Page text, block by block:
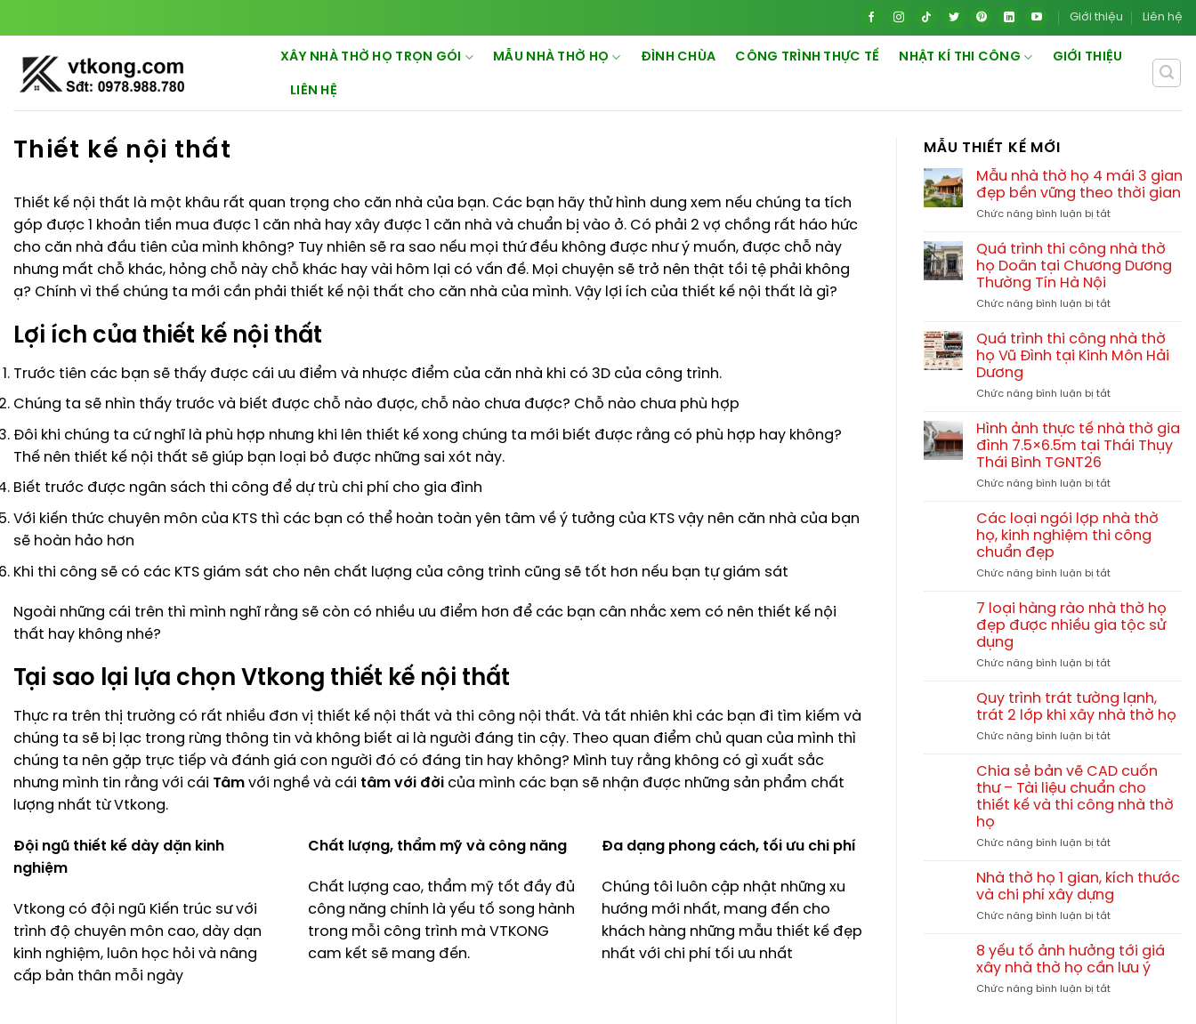
đến
dung
Giới thiệu Liên hệ
XÂY NHÀ THỜ HỌ TRỌN GÓI MẪU NHÀ THỜ HỌ ĐÌNH CHÙA CÔNG TRÌNH THỰC TẾ NHẬT KÍ THI CÔNG GIỚI THIỆU
LIÊN HỆ
Thiết kế nội thất
Thiết kế nội thất là một khâu rất quan trọng cho căn nhà của bạn. Các bạn hãy thử hình dung xem nếu chúng ta tích
góp được 1 khoản tiền mua được 1 căn nhà hay xây được 1 căn nhà và chuẩn bị vào ở. Có phải 2 vợ chồng rất háo hức
cho căn nhà đầu tiên của mình không? Tuy nhiên sẽ ra sao nếu mọi thứ đều không được như ý muốn, được chỗ này
nhưng mất chỗ khác, hỏng chỗ này chỗ khác hay vài hôm lại có vấn đề. Mọi chuyện sẽ trở nên thật tồi tệ phải không
ạ? Chính vì thế chúng ta mới cần phải thiết kế nội thất cho căn nhà của mình. Vậy lợi ích của thiết kế nội thất là gì?
Lợi ích của thiết kế nội thất
Trước tiên các bạn sẽ thấy được cái ưu điểm và nhược điểm của căn nhà khi có 3D của công trình.
Chúng ta sẽ nhìn thấy trước và biết được chỗ nào được, chỗ nào chưa được? Chỗ nào chưa phù hợp
Đôi khi chúng ta cứ nghĩ là phù hợp nhưng khi lên thiết kế xong chúng ta mới biết được rằng có phù hợp hay không?
Thế nên thiết kế nội thất sẽ giúp bạn loại bỏ được những sai xót này.
Biết trước được ngân sách thi công để dự trù chi phí cho gia đình
Với kiến thức chuyên môn của KTS thì các bạn có thể hoàn toàn yên tâm về ý tưởng của KTS vậy nên căn nhà của bạn
sẽ hoàn hảo hơn
Khi thi công sẽ có các KTS giám sát cho nên chất lượng của công trình cũng sẽ tốt hơn nếu bạn tự giám sát
Ngoài những cái trên thì mình nghĩ rằng sẽ còn có nhiều ưu điểm hơn để các bạn cân nhắc xem có nên thiết kế nội
thất hay không nhé?
Tại sao lại lựa chọn Vtkong thiết kế nội thất
Thực ra trên thị trường có rất nhiều đơn vị thiết kế nội thất và thi công nội thất. Và tất nhiên khi các bạn đi tìm kiếm và
chúng ta sẽ bị lạc trong rừng thông tin và không biết ai là người đáng tin cậy. Theo quan điểm chủ quan của mình thì
chúng ta nên gặp trực tiếp và đánh giá con người đó có đáng tin hay không? Mình tuy rằng không có gì xuất sắc
nhưng mình tin rằng với cái Tâm với nghề và cái tâm với đời của mình các bạn sẽ nhận được những sản phẩm chất
lượng nhất từ Vtkong.
Đội ngũ thiết kế dày dặn kinh
nghiệm
Vtkong có đội ngũ Kiến trúc sư với
trình độ chuyên môn cao, dày dạn
kinh nghiệm, luôn học hỏi và nâng
cấp bản thân mỗi ngày
Chất lượng, thẩm mỹ và công năng
Chất lượng cao, thẩm mỹ tốt đầy đủ
công năng chính là yếu tố song hành
trong mỗi công trình mà VTKONG
cam kết sẽ mang đến.
Đa dạng phong cách, tối ưu chi phí
Chúng tôi luôn cập nhật những xu
hướng mới nhất, mang đến cho
khách hàng những mẫu thiết kế đẹp
nhất với chi phí tối ưu nhất
MẪU THIẾT KẾ MỚI
Mẫu nhà thờ họ 4 mái 3 gian
đẹp bền vững theo thời gian
Chức năng bình luận bị tắtở
nhà
họ
mái
gian
đẹp
theo
gian
Quá trình thi công nhà thờ
họ Doãn tại Chương Dương
Thường Tín Hà Nội
Chức năng bình luận bị tắtở
trình
thi
công
thờ
Doãn
tại
Thường
Hà
Nội
Quá trình thi công nhà thờ
họ Vũ Đình tại Kinh Môn Hải
Dương
Chức năng bình luận bị tắtở
trình
thi
công
thờ
Vũ
Đình
Môn
Dương
Hình ảnh thực tế nhà thờ gia
đình 7.5×6.5m tại Thái Thụy
Thái Bình TGNT26
Chức năng bình luận bị tắtở
ảnh
thực
tế
thờ
đình
7.5×6.5m
Thụy
Bình
TGNT26
Các loại ngói lợp nhà thờ
họ, kinh nghiệm thi công
chuẩn đẹp
Chức năng bình luận bị tắtở
loại
ngói
lợp
thờ
kinh
nghiệm
công
đẹp
7 loại hàng rào nhà thờ họ
đẹp được nhiều gia tộc sử
dụng
Chức năng bình luận bị tắtở
loại
hàng
rào
nhà
họ
đẹp
được
nhiều
tộc
dụng
Quy trình trát tường lạnh,
trát 2 lớp khi xây nhà thờ họ
Chức năng bình luận bị tắtở
trình
tường
lạnh,
2
khi
nhà
thờ
Chia sẻ bản vẽ CAD cuốn
thư – Tài liệu chuẩn cho
thiết kế và thi công nhà thờ
họ
Chức năng bình luận bị tắtở
sẻ
vẽ
CAD
thư
–
liệu
Nhà thờ họ 1 gian, kích thước
và chi phí xây dựng
Chức năng bình luận bị tắtở
thờ
họ
1
gian,
8 yếu tố ảnh hưởng tới giá
xây nhà thờ họ cần lưu ý
Chức năng bình luận bị tắtở